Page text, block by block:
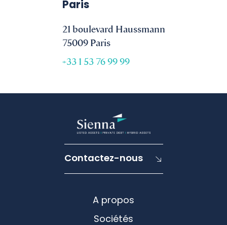
Paris
21 boulevard Haussmann
75009 Paris
+33 1 53 76 99 99
Contactez-nous
A propos
Sociétés